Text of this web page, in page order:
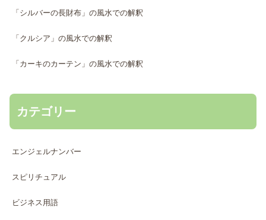
「シルバーの長財布」の風水での解釈
「クルシア」の風水での解釈
「カーキのカーテン」の風水での解釈
カテゴリー
エンジェルナンバー
スピリチュアル
ビジネス用語